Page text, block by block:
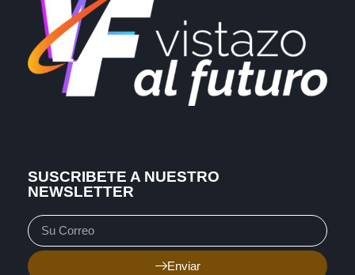
SUSCRIBETE A NUESTRO
NEWSLETTER
Enviar